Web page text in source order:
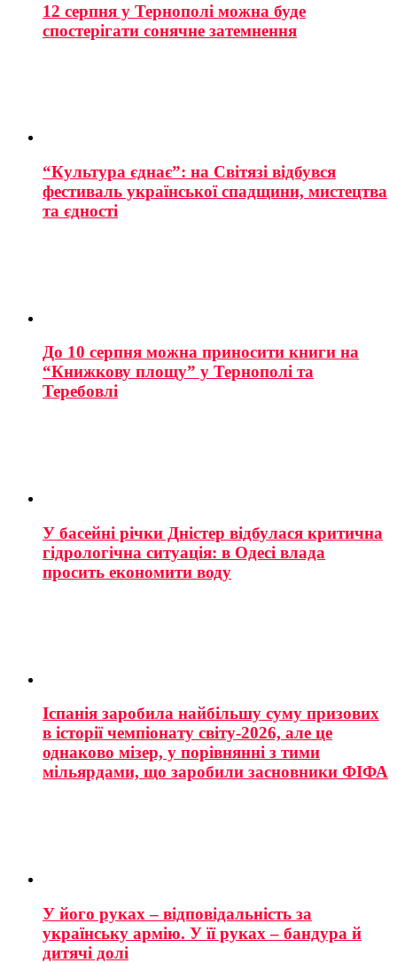
12 серпня у Тернополі можна буде
спостерігати сонячне затемнення
“Культура єднає”: на Світязі відбувся
фестиваль української спадщини, мистецтва
та єдності
До 10 серпня можна приносити книги на
“Книжкову площу” у Тернополі та
Теребовлі
У басейні річки Дністер відбулася критична
гідрологічна ситуація: в Одесі влада
просить економити воду
Іспанія заробила найбільшу суму призових
в історії чемпіонату світу-2026, але це
однаково мізер, у порівнянні з тими
мільярдами, що заробили засновники ФІФА
У його руках – відповідальність за
українську армію. У її руках – бандура й
дитячі долі